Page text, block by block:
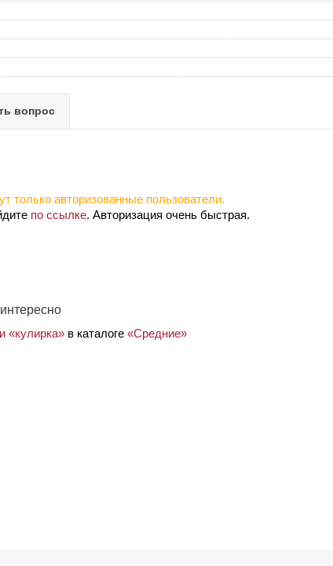
вопрос
только авторизованные пользователи.
по ссылке. Авторизация очень быстрая.
«кулирка» в каталоге «Средние»